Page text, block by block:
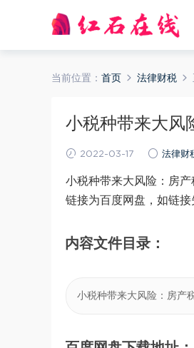
当前位置： 首页 法律财税
小税种带来大风
2022-03-17 法律财
小税种带来大风险：房
链接为百度网盘，如链
内容文件目录：
小税种带来大风险：房产